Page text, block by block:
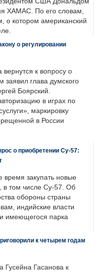
ХАМАС. По его словам,
о котором американский
о регулировании
к вопросу о
заявил глава думского
Боярский.
в играх по
маркировку
в России
о приобретении Су-57:
закупать новые
в том числе Су-57. Об
обороны страны
индийские власти
имеющегося парка
к четырем годам
Гусейна Гасанова к